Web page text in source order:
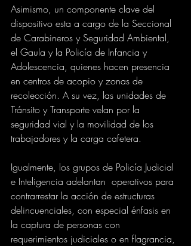
Asimismo, un componente clave del
dispositivo esta a cargo de la Seccional
de Carabineros y Seguridad Ambiental,
el Gaula y la Policía de Infancia y
Adolescencia, quienes hacen presencia
en centros de acopio y zonas de
recolección. A su vez, las unidades de
Tránsito y Transporte velan por la
seguridad vial y la movilidad de los
trabajadores y la carga cafetera.
Igualmente, los grupos de Policía Judicial
e Inteligencia adelantan  operativos para
contrarrestar la acción de estructuras
delincuenciales, con especial énfasis en
la captura de personas con
requerimientos judiciales o en flagrancia,